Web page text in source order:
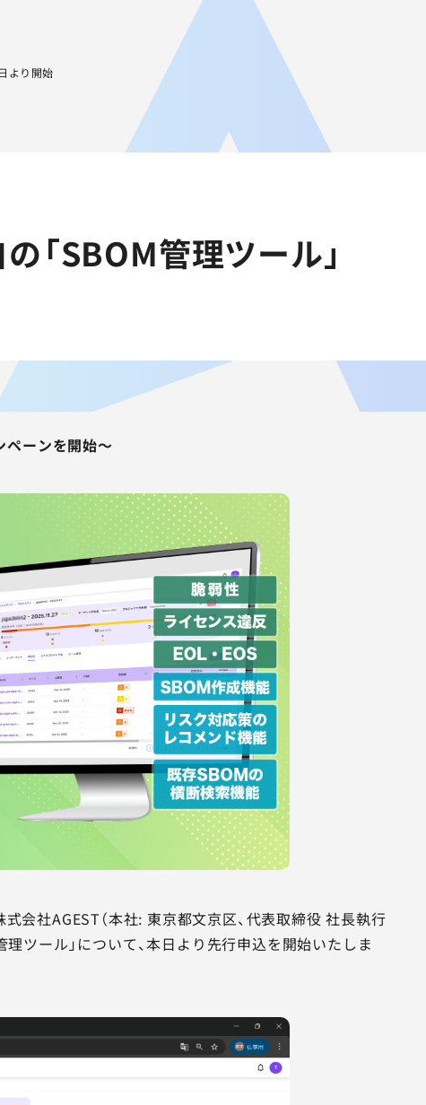
より開始
「SBOM管理ツール」
ペーンを開始～
会社AGEST（本社: 東京都文京区、代表取締役 社長執行
理ツール」について、本日より先行申込を開始いたしま